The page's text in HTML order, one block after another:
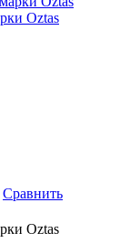
Оztas
Сравнить
Оztas